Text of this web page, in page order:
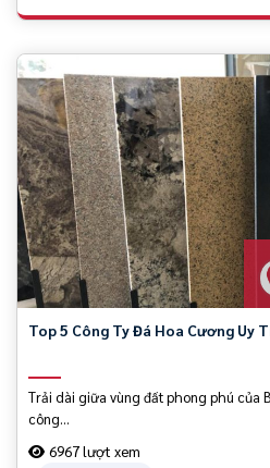
Top 5 Công Ty Đá Hoa Cương Uy
Trải dài giữa vùng đất phong phú của
công...
6967 lượt xem